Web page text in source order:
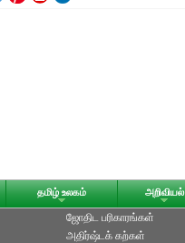
தமிழ் உலகம் அறிவியல்
ஜோதிட ப‌ரிகார‌ங்க‌ள்
அதிர்ஷ்டக் கற்கள்